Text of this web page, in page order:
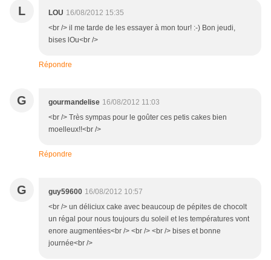
L LOU 16/08/2012 15:35
<br /> il me tarde de les essayer à mon tour! :-) Bon jeudi,
bises lOu<br />
Répondre
G gourmandelise 16/08/2012 11:03
<br /> Très sympas pour le goûter ces petis cakes bien
moelleux!!<br />
Répondre
G guy59600 16/08/2012 10:57
<br /> un déliciux cake avec beaucoup de pépites de chocolt
un régal pour nous toujours du soleil et les températures vont
enore augmentées<br /> <br /> <br /> bises et bonne
journée<br />